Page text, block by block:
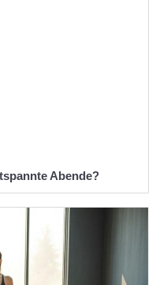
Abende?